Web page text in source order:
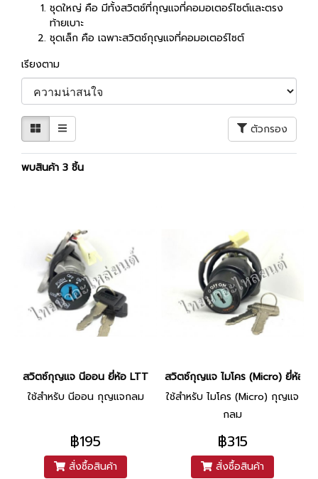
ชุดใหญ่ คือ มีทั้งสวิตซ์ที่กุญแจที่คอมอเตอร์ไซต์และตรง
ท้ายเบาะ
ชุดเล็ก คือ เฉพาะสวิตซ์กุญแจที่คอมอเตอร์ไซต์
เรียงตาม
ตัวกรอง
พบสินค้า 3 ชิ้น
สวิตซ์กุญแจ นีออน ยี่ห้อ LTT
ใช้สำหรับ นีออน กุญแจกลม
฿195
สั่งซื้อสินค้า
สวิตซ์กุญแจ ไมโคร (Micro) ยี่ห้อ
ใช้สำหรับ ไมโคร (Micro) กุญแจ
กลม
฿315
สั่งซื้อสินค้า